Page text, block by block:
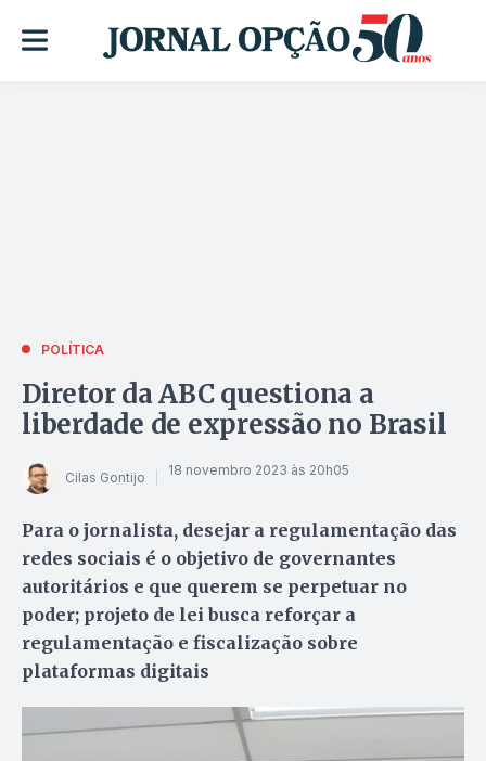
POLÍTICA
Diretor da ABC questiona a
liberdade de expressão no Brasil
Cilas Gontijo 18 novembro 2023 às 20h05
Para o jornalista, desejar a regulamentação das
redes sociais é o objetivo de governantes
autoritários e que querem se perpetuar no
poder; projeto de lei busca reforçar a
regulamentação e fiscalização sobre
plataformas digitais